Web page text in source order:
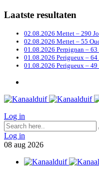
Laatste resultaten
02.08.2026 Mettet – 290
02.08.2026 Mettet – 55
01.08.2026 Perpignan –
01.08.2026 Perigueux – 64
01.08.2026 Perigueux –
Log in
Log in
08 aug 2026